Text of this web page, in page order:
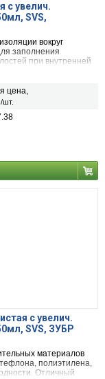
с увелич.
SVS,
вокруг
заполнения
при внутренней
конструкций стен,
цена,
шт.
с увелич.
SVS, ЗУБР
материалов
полиэтилена,
Отличный